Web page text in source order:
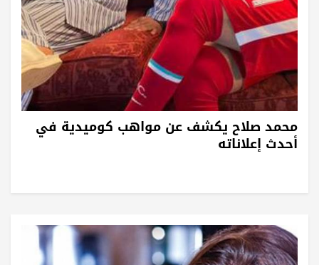
محمد صلاح يكشف عن مواهب كوميدية في
أحدث إعلاناته